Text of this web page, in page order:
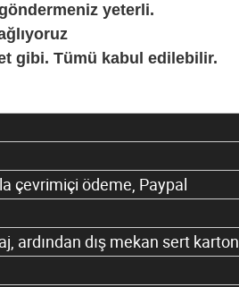
yeterli.
gibi. Tümü kabul edilebilir.
çevrimiçi ödeme, Paypal
ardından dış mekan sert karton